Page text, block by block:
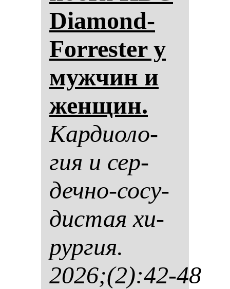
Diamond-
Forrester у
муж­чин и
жен­щин.
Кар­ди­оло­
гия и сер­
деч­но-со­су­
дис­тая хи­
рур­гия.
2026;(2):42-48